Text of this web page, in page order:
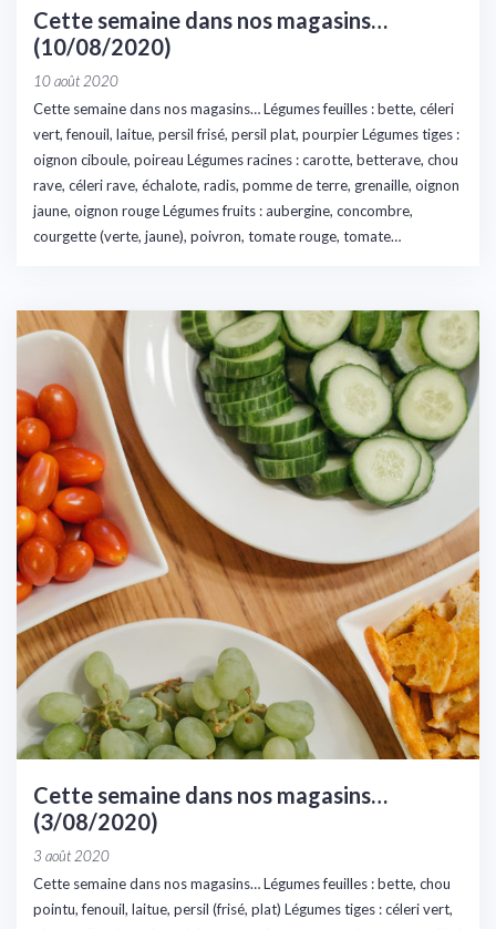
Cette semaine dans nos magasins…
(10/08/2020)
10 août 2020
Cette semaine dans nos magasins… Légumes feuilles : bette, céleri
vert, fenouil, laitue, persil frisé, persil plat, pourpier Légumes tiges :
oignon ciboule, poireau Légumes racines : carotte, betterave, chou
rave, céleri rave, échalote, radis, pomme de terre, grenaille, oignon
jaune, oignon rouge Légumes fruits : aubergine, concombre,
courgette (verte, jaune), poivron, tomate rouge, tomate…
Cette semaine dans nos magasins…
(3/08/2020)
3 août 2020
Cette semaine dans nos magasins… Légumes feuilles : bette, chou
pointu, fenouil, laitue, persil (frisé, plat) Légumes tiges : céleri vert,